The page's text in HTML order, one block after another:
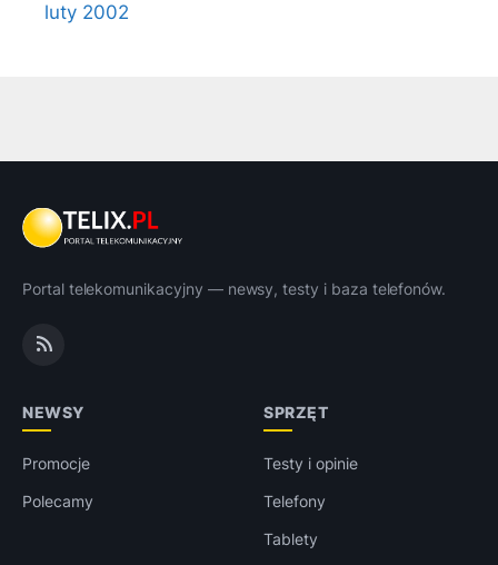
luty 2002
Portal telekomunikacyjny — newsy, testy i baza telefonów.
NEWSY
Promocje
Polecamy
SPRZĘT
Testy i opinie
Telefony
Tablety